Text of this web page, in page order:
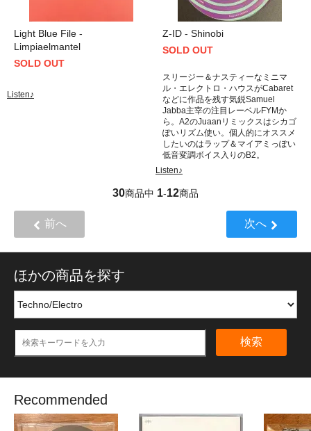
Light Blue File -
Limpiaelmantel
SOLD OUT
Listen♪
Z-ID - Shinobi
SOLD OUT
スリージー＆ナスティーなミニマ
ル・エレクトロ・ハウスがCabaret
などに作品を残す気鋭Samuel
Jabba主宰の注目レーベルFYMか
ら。A2のJuaanリミックスはシカゴ
ぽいリズム使い。個人的にオススメ
したいのはラップ＆マイアミっぽい
低音変調ボイス入りのB2。
Listen♪
30商品中 1-12商品
前へ 次へ
ほかの商品を探す
検索
Recommended